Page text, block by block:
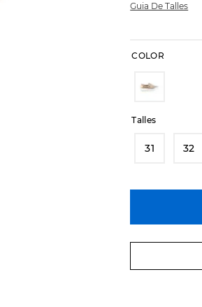
Guia De Talles
COLOR
Talles
31 32